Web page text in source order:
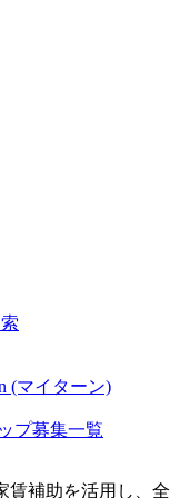
(マイターン)
プ募集一覧
賃補助を活用し、